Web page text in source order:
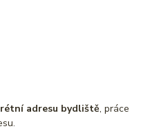
adresu bydliště, práce